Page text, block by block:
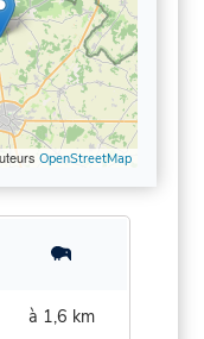
OpenStreetMap
à 1,6 km